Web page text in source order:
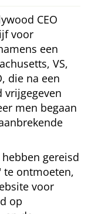
CEO
voor
een
VS,
die na een
vrijgegeven
men begaan
gereisd
te ontmoeten,
voor
op